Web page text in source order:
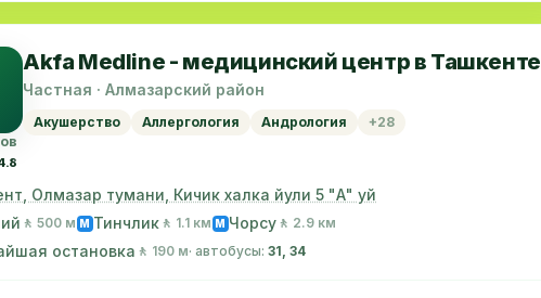
Akfa Medline - медицинский центр в Ташкенте
Частная · Алмазарский район
Акушерство Аллергология Андрология +28
Олмазар тумани, Кичик халка йули 5 "А" уй
🚶 500 м M Тинчлик 🚶 1.1 км M Чорсу 🚶 2.9 км
остановка 🚶 190 м· автобусы: 31, 34